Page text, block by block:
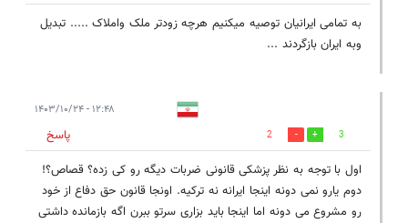
به تمامی ایرانیان توصیه میکنیم هرچه زودتر ملک واملاک ..... تبدیل
وبه ایران بازگردند ...
۱۲:۴۸ - ۱۴۰۳/۱۰/۲۴
3
2
پاسخ
اول با توجه به نظر پزشکی قانونی ضربات دیگه رو کی زده؟ قصاص؟!
دوم یارو نمی دونه اینجا ایرانه نه ترکیه. اونجا قانون حق دفاع از خود
رو مشروع می دونه اما اینجا باید بزاری سرتو ببرن اگه بازمانده داشتی